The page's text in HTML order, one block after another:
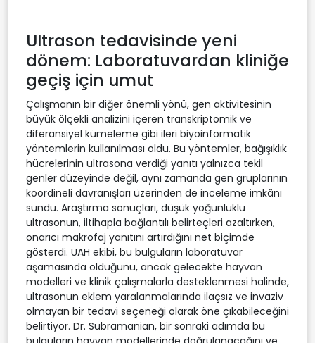
Ultrason tedavisinde yeni
dönem: Laboratuvardan kliniğe
geçiş için umut
Çalışmanın bir diğer önemli yönü, gen aktivitesinin
büyük ölçekli analizini içeren transkriptomik ve
diferansiyel kümeleme gibi ileri biyoinformatik
yöntemlerin kullanılması oldu. Bu yöntemler, bağışıklık
hücrelerinin ultrasona verdiği yanıtı yalnızca tekil
genler düzeyinde değil, aynı zamanda gen gruplarının
koordineli davranışları üzerinden de inceleme imkânı
sundu. Araştırma sonuçları, düşük yoğunluklu
ultrasonun, iltihapla bağlantılı belirteçleri azaltırken,
onarıcı makrofaj yanıtını artırdığını net biçimde
gösterdi. UAH ekibi, bu bulguların laboratuvar
aşamasında olduğunu, ancak gelecekte hayvan
modelleri ve klinik çalışmalarla desteklenmesi halinde,
ultrasonun eklem yaralanmalarında ilaçsız ve invaziv
olmayan bir tedavi seçeneği olarak öne çıkabileceğini
belirtiyor. Dr. Subramanian, bir sonraki adımda bu